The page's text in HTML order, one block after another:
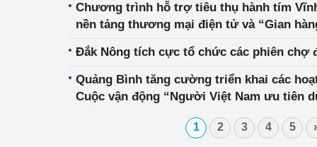
Chương trình hỗ trợ tiêu thụ hành tím
nền tảng thương mại điện tử và “Gian
Đắk Nông tích cực tổ chức các phiên chợ
Quảng Bình tăng cường triển khai các
Cuộc vận động “Người Việt Nam ưu tiên
1 2 3 4 5